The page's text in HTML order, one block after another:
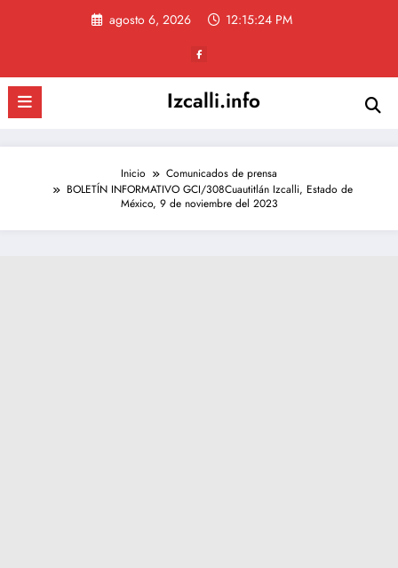
agosto 6, 2026 12:15:25 PM
Izcalli.info
Inicio
Comunicados de prensa
BOLETÍN INFORMATIVO GCI/308Cuautitlán Izcalli, Estado de
México, 9 de noviembre del 2023